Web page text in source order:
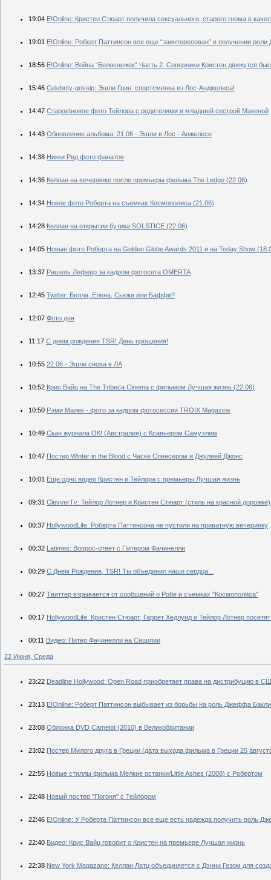
19:04 E!Online: Кристен Стюарт получила сексуального, старого гнома в
19:01 E!Online: Роберт Паттинсон все еще “заинтересован” в получении
18:56 E!Online: Война “Белоснежек” Часть 2: Соперники Кристен движутся
15:46 Сelebrity-gossip: Эшли Грин: спортсменка из Лос-Анджелеса!
14:47 Старое\новое фото Тейлора с родителями и младшей сестрой Макеной
14:43 Обновление альбома: 21.06 - Эшли в Лос - Анжелесе
14:38 Никки Рид фото фанатов
14:36 Келлан на вечеринке после премьеры фильма The Ledge (22.06)
14:34 Новое фото Роберта на съемках Космополиса (21.06)
14:28 Келлан на открытии бутика SOLSTICE (22.06)
14:05 Новые фото Роберта на Golden Globe Awards 2011 и на Today Show
13:37 Рашель Лефевр за кадром фотосета OMERTA
12:45 Twitter: Белла, Елена, Сьюки или Баффи?
12:07 Фото дня
11:17 С днем рождения TSR! День прощения!
10:55 22.06 - Эшли снова в ЛА
10:52 Крис Вайц на The Tribeca Cinema с фильмом Лучшая жизнь (22.06)
10:50 Рэми Малек - фото за кадром фотосессии TROIX Magazine
10:49 Скан журнала ОК! (Австралия) с Ксавьером Самуэлем
10:47 Постер Winter in the Blood с Часке Спенсером и Джулией Джонс
10:01 Еще одно видео Кристен и Тейлора с премьеры Лучшая жизнь
09:31 ClevverTv: Тейлор Лотнер и Кристен Стюарт (стиль на красной дорожке)
00:37 HollywoodLife: Роберта Паттинсона не пустили на приватную вечеринку
00:32 Latimes: Вопрос-ответ с Питером Фачинелли
00:29 С Днем Рождения, TSR! Ты объединил наши сердца...
00:27 Твиттер взрывается от сообщений о Робе и съемках "Космополиса"
00:17 HollywoodLife: Кристен Стюарт, Гаррет Хедлунд и Тейлор Лотнер
00:11 Видео: Питер Фачинелли на Сицилии
22 Июня, Среда
23:22 Deadline Hollywood: Open Road приобретает права на дистрибуцию в
23:13 E!Online: Роберт Паттинсон выбывает из борьбы на роль Джеффа
23:08 Обложка DVD Camelot (2010) в Великобритании
23:02 Постер Милого друга в Греции (дата выхода фильма в Греции 25
22:55 Новые стиллы фильма Мелкие останки/Little Ashes (2008) с Робертом
22:48 Новый постер "Погоня" с Тейлором
22:46 E!Online: У Роберта Паттинсон все еще есть надежда получить роль
22:40 Видео: Крис Вайц говорит о Кристен на премьере Лучшая жизнь
22:38 New York Magazane: Келлан Латц объединяется с Дэнни Гезом для